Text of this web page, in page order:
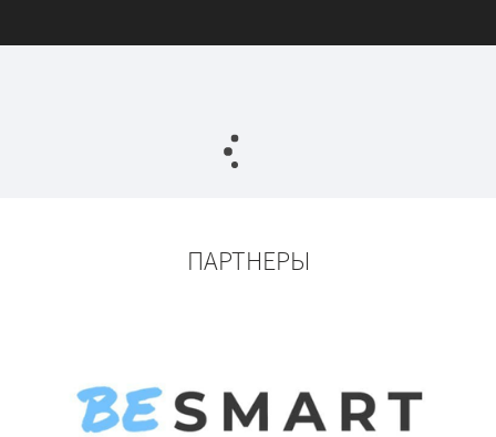
ПАРТНЕРЫ